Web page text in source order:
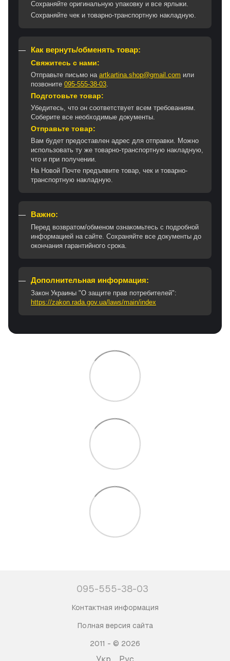
Сохраняйте оригинальную упаковку и все ярлыки.
Сохраняйте чек и товарно-транспортную накладную.
Как вернуть/обменять товар:
Свяжитесь с нами:
Отправьте письмо на artkartina.shop@gmail.com или
позвоните 095-555-38-03
Подготовьте товар:
Убедитесь, что он соответствует всем требованиям.
Соберите все необходимые документы.
Отправьте товар:
Вам будет предоставлен адрес для отправки. Можно
использовать ту же товарно-транспортную накладную,
что и при получении.
На Новой Почте предъявите товар, чек и товарно-
транспортную накладную.
Важно:
Перед возвратом/обменом ознакомьтесь с подробной
информацией на сайте. Сохраняйте все документы до
окончания гарантийного срока.
Дополнительная информация:
Закон Украины "О защите прав потребителей":
https://zakon.rada.gov.ua/laws/main/index
095-555-38-03
Контактная информация
Полная версия сайта
2011 - © 2026